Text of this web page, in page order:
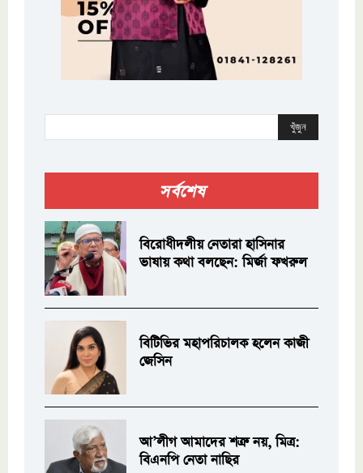
খুঁজুন
সর্বশেষ
বিরোধীদলীয় নেতারা হাসিনার
ভাষায় কথা বলছেন: মির্জা ফখরুল
বিটিভির মহাপরিচালক হলেন কাজী
জেসিন
আ’লীগ আমাদের শত্রু নয়, মিত্র:
বিএনপি নেতা নাছির